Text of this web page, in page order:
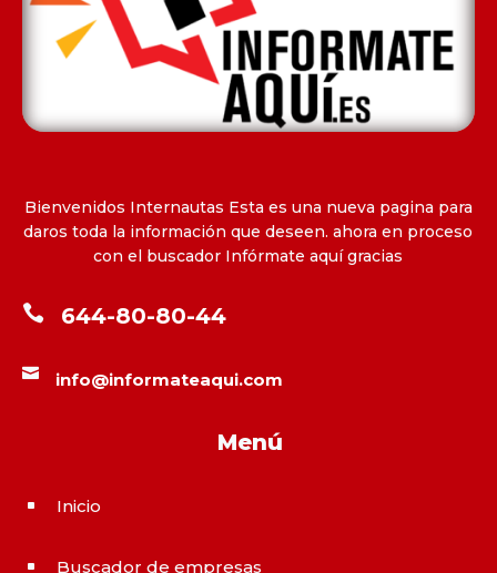
Bienvenidos Internautas Esta es una nueva pagina para
daros toda la información que deseen. ahora en proceso
con el buscador Infórmate aquí gracias
 644-80-80-44
 info@informateaqui.com
Menú
^ Inicio
^ Buscador de empresas